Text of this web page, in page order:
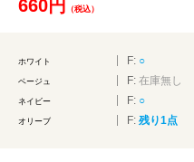
660円 （税込）
ホワイト F: ○
ベージュ F: 在庫無し
ネイビー F: ○
オリーブ F: 残り1点